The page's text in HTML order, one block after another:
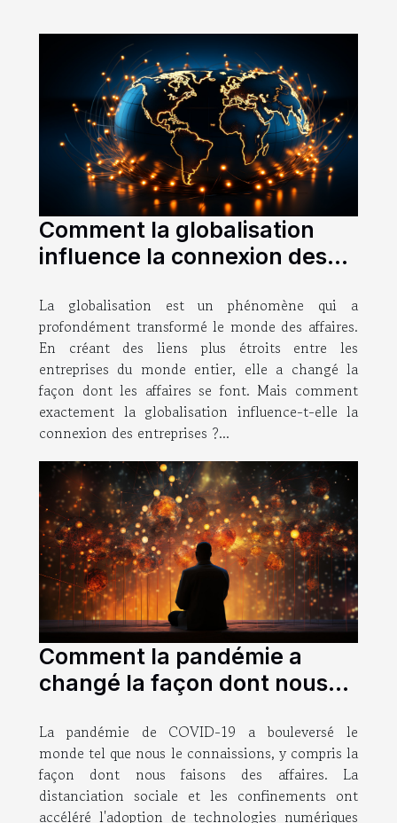
Comment la globalisation
influence la connexion des
La globalisation est un phénomène qui a
profondément transformé le monde des affaires.
En créant des liens plus étroits entre les
entreprises du monde entier, elle a changé la
façon dont les affaires se font. Mais comment
exactement la globalisation influence-t-elle la
connexion des entreprises ?...
Comment la pandémie a
changé la façon dont nous
La pandémie de COVID-19 a bouleversé le
monde tel que nous le connaissions, y compris la
façon dont nous faisons des affaires. La
distanciation sociale et les confinements ont
accéléré l'adoption de technologies numériques